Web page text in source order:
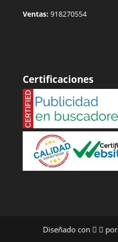
Ventas: 918270554
Certificaciones
Diseñado con por